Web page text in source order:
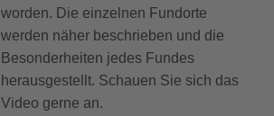
worden. Die einzelnen Fundorte
werden näher beschrieben und die
Besonderheiten jedes Fundes
herausgestellt. Schauen Sie sich das
Video gerne an.